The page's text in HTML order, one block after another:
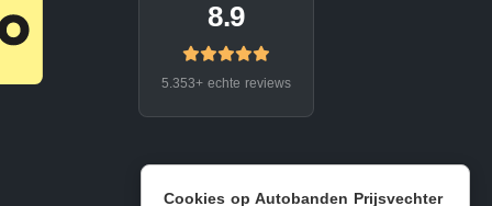
Cookies op Autobanden Prijsvechter
8.9
5.353+ echte reviews